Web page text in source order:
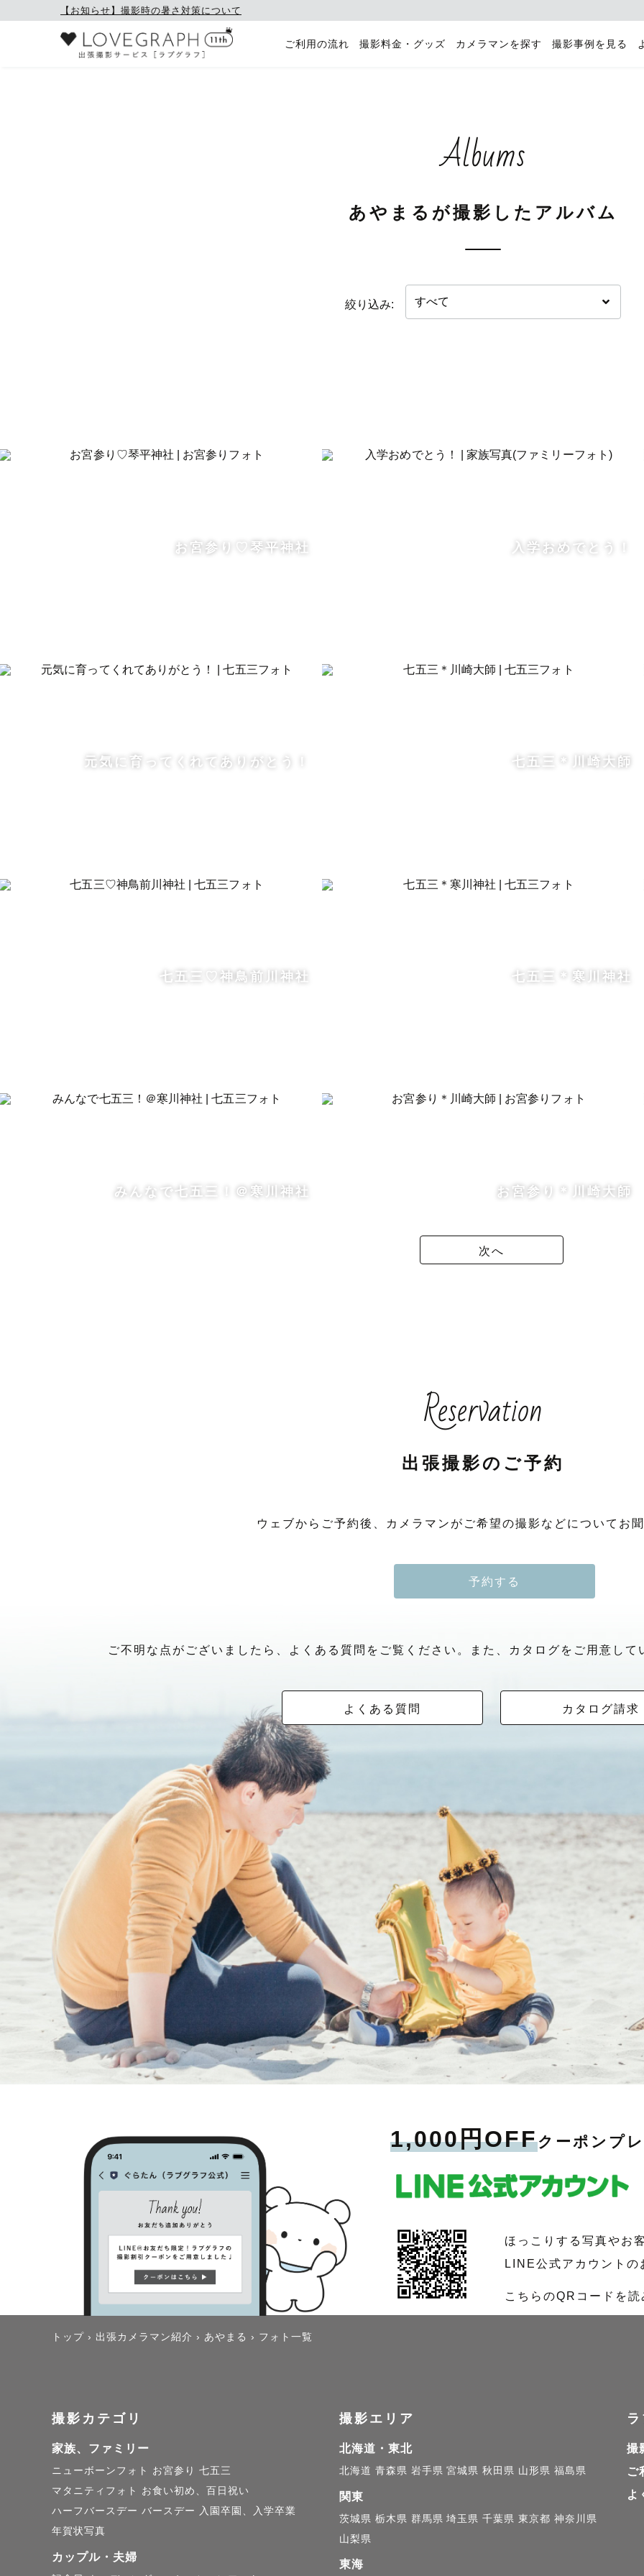
【お知らせ】撮影時の暑さ対策について
ご利用の流れ 撮影料金・グッズ カメラマンを探す 撮影事例を見る
Albums
あやまるが撮影したアルバム
絞り込み:
お宮参り♡琴平神社 入学おめでとう！
元気に育ってくれてありがとう！ 七五三＊川崎大師
七五三♡神鳥前川神社 七五三＊寒川神社
みんなで七五三！＠寒川神社 お宮参り＊川崎大師
次へ
Reservation
出張撮影のご予約
ウェブからご予約後、カメラマンがご希望の撮影などについてお聞
予約する
ご不明な点がございましたら、よくある質問をご覧ください。また、カタログをご用意して
よくある質問 カタログ請求
1,000円OFFクーポンプ
ほっこりする写真やお
LINE公式アカウントの
こちらのQRコードを
トップ › 出張カメラマン紹介 › あやまる › フォト一覧
撮影カテゴリ
家族、ファミリー
ニューボーンフォト お宮参り 七五三
マタニティフォト
お食い初め、百日祝い
ハーフバースデー バースデー 入園卒園、入学卒業
年賀状写真
カップル・夫婦
撮影エリア
北海道・東北
北海道 青森県 岩手県 宮城県 秋田県 山形県 福島県
関東
茨城県 栃木県 群馬県 埼玉県 千葉県 東京都 神奈川県
山梨県
東海
撮
ご
よ